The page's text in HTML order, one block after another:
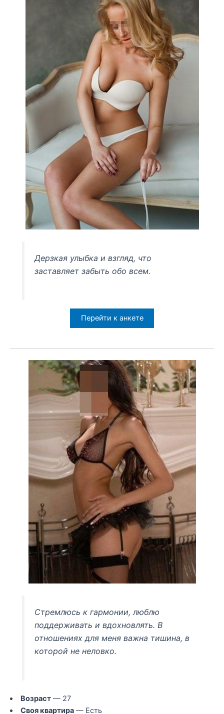
Дерзкая улыбка и взгляд, что
заставляет забыть обо всем.
Перейти к анкете
Стремлюсь к гармонии, люблю
поддерживать и вдохновлять. В
отношениях для меня важна тишина, в
которой не неловко.
Возраст— 27
Своя квартира— Есть